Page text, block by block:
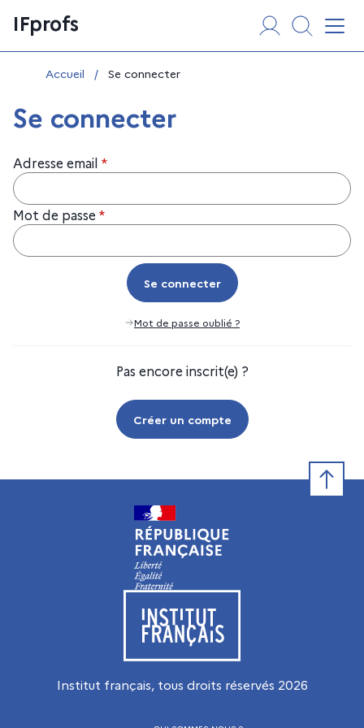
au
contenu
IFprofs
Vous êtes ici :
Accueil / Se connecter
Se connecter
Adresse email *
Mot de passe *
Se connecter
Se connecter
Mot de passe oublié ?
Pas encore inscrit(e) ?
Créer un compte
Visiter le site de l’Institut français
Institut français, tous droits réservés 2026